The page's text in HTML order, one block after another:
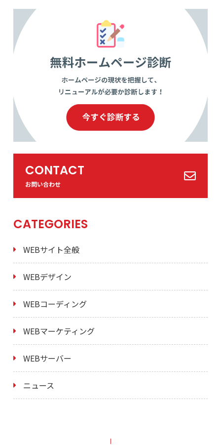
CONTACT
お問い合わせ
CATEGORIES
WEBサイト全般
WEBデザイン
WEBコーディング
WEBマーケティング
WEBサーバー
ニュース